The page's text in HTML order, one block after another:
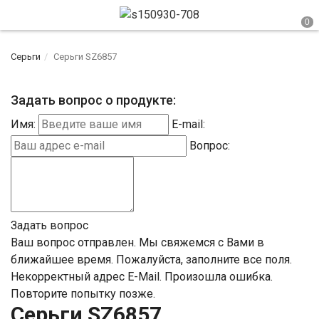
Серьги Серьги SZ6857
Задать вопрос о продукте:
Имя:
E-mail:
Вопрос:
Задать вопрос
Ваш вопрос отправлен. Мы свяжемся с Вами в
ближайшее время. Пожалуйста, заполните все поля.
Некорректный адрес E-Mail. Произошла ошибка.
Повторите попытку позже.